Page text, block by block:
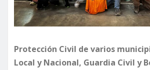
Protección Civil de varios
Local y Nacional, Guardia Civil y